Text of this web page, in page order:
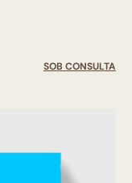
SOB CONSULTA